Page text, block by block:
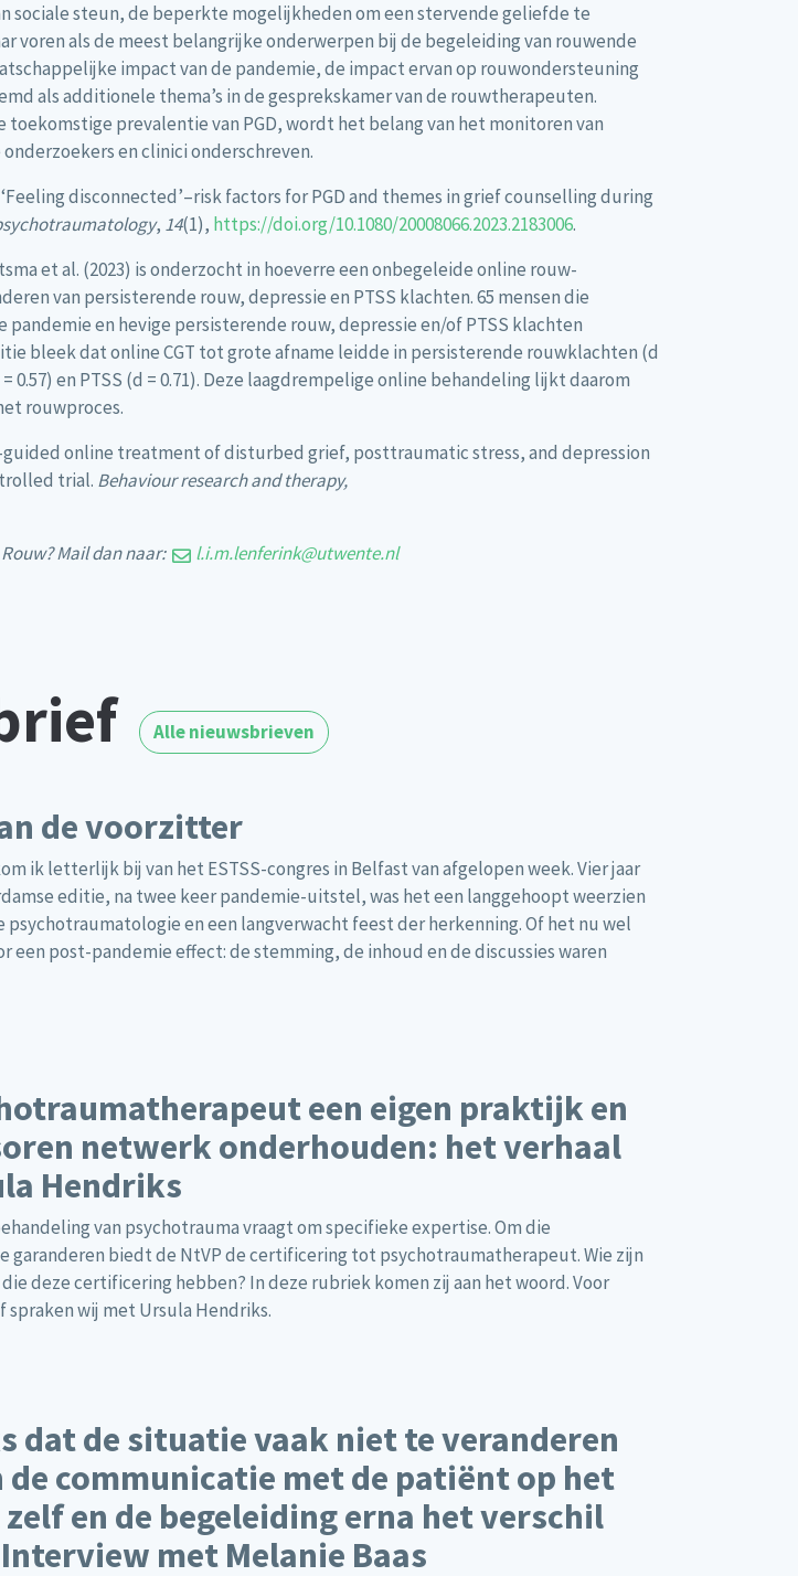
steun, de beperkte mogelijkheden om een stervende geliefde te
als de meest belangrijke onderwerpen bij de begeleiding van rouwende
impact van de pandemie, de impact ervan op rouwondersteuning
als additionele thema’s in de gesprekskamer van de rouwtherapeuten.
prevalentie van PGD, wordt het belang van het monitoren van
en clinici onderschreven.
‘Feeling disconnected’–risk factors for PGD and themes in grief counselling during
, 14(1), https://doi.org/10.1080/20008066.2023.2183006.
et al. (2023) is onderzocht in hoeverre een onbegeleide online rouw-
van persisterende rouw, depressie en PTSS klachten. 65 mensen die
en hevige persisterende rouw, depressie en/of PTSS klachten
bleek dat online CGT tot grote afname leidde in persisterende rouwklachten (d
en PTSS (d = 0.71). Deze laagdrempelige online behandeling lijkt daarom
rouwproces.
guided online treatment of disturbed grief, posttraumatic stress, and depression
trial. Behaviour research and therapy,
Mail dan naar:
l.i.m.lenferink@utwente.nl
Alle nieuwsbrieven
de voorzitter
ik letterlijk bij van het ESTSS-congres in Belfast van afgelopen week. Vier jaar
editie, na twee keer pandemie-uitstel, was het een langgehoopt weerzien
psychotraumatologie en een langverwacht feest der herkenning. Of het nu wel
een post-pandemie effect: de stemming, de inhoud en de discussies waren
een eigen praktijk en
netwerk onderhouden: het verhaal
Hendriks
van psychotrauma vraagt om specifieke expertise. Om die
garanderen biedt de NtVP de certificering tot psychotraumatherapeut. Wie zijn
deze certificering hebben? In deze rubriek komen zij aan het woord. Voor
spraken wij met Ursula Hendriks.
dat de situatie vaak niet te veranderen
communicatie met de patiënt op het
en de begeleiding erna het verschil
Interview met Melanie Baas